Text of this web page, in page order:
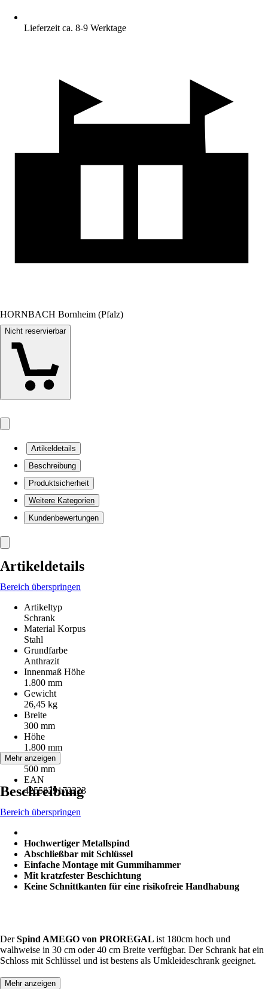
Lieferzeit ca. 8-9 Werktage
HORNBACH Bornheim (Pfalz)
Nicht reservierbar
Artikeldetails
Beschreibung
Produktsicherheit
Weitere Kategorien
Kundenbewertungen
Artikeldetails
Bereich überspringen
Artikeltyp
Schrank
Material Korpus
Stahl
Grundfarbe
Anthrazit
Innenmaß Höhe
1.800 mm
Gewicht
26,45 kg
Breite
300 mm
Höhe
1.800 mm
Tiefe
500 mm
EAN
4255829172223
Mehr anzeigen
Beschreibung
Bereich überspringen
Hochwertiger Metallspind
Abschließbar mit Schlüssel
Einfache Montage mit Gummihammer
Mit kratzfester Beschichtung
Keine Schnittkanten für eine risikofreie Handhabung
DerSpind AMEGO von PROREGAL ist 180cm hoch und
walhweise in 30 cm oder 40 cm Breite verfügbar. Der Schrank hat ein
Schloss mit Schlüssel und ist bestens als Umkleideschrank geeignet.
Mehr anzeigen